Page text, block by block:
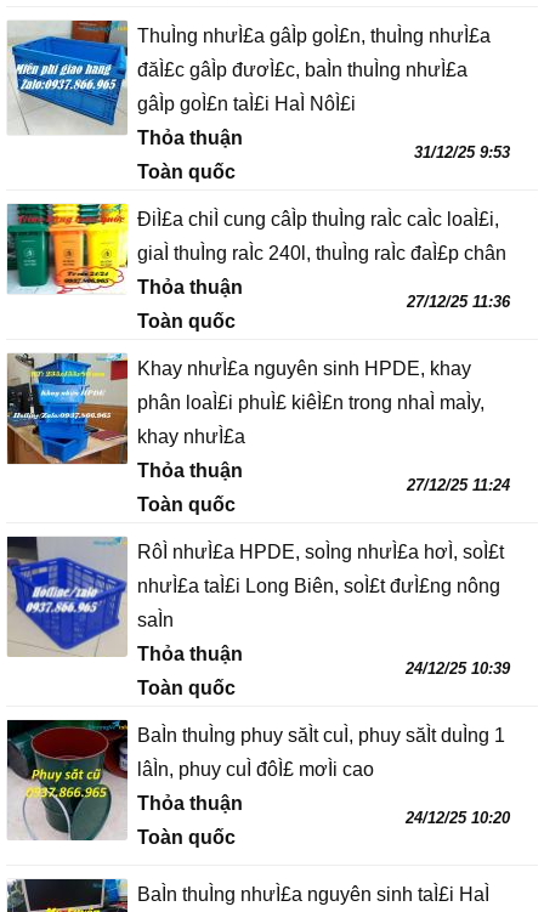
ThuÌng nhưÌ£a gâÌp goÌ£n, thuÌng nhưÌ£a
đăÌ£c gâÌp đươÌ£c, baÌn thuÌng nhưÌ£a
gâÌp goÌ£n taÌ£i HaÌ NôÌ£i
Thỏa thuận
Toàn quốc
31/12/25 9:53
ĐiÌ£a chiÌ cung câÌp thuÌng raÌc caÌc loaÌ£i,
giaÌ thuÌng raÌc 240l, thuÌng raÌc đaÌ£p chân
Thỏa thuận
Toàn quốc
27/12/25 11:36
Khay nhưÌ£a nguyên sinh HPDE, khay
phân loaÌ£i phuÌ£ kiêÌ£n trong nhaÌ maÌy,
khay nhưÌ£a
Thỏa thuận
Toàn quốc
27/12/25 11:24
RôÌ nhưÌ£a HPDE, soÌng nhưÌ£a hơÌ, soÌ£t
nhưÌ£a taÌ£i Long Biên, soÌ£t đưÌ£ng nông
saÌn
Thỏa thuận
Toàn quốc
24/12/25 10:39
BaÌn thuÌng phuy săÌt cuÌ, phuy săÌt duÌng 1
lâÌn, phuy cuÌ đôÌ£ mơÌi cao
Thỏa thuận
Toàn quốc
24/12/25 10:20
BaÌn thuÌng nhưÌ£a nguyên sinh taÌ£i HaÌ